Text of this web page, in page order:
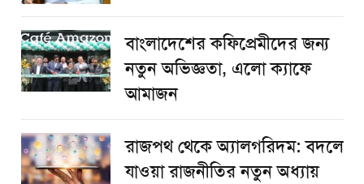
বাংলাদেশের কফিপ্রেমীদের জন্য
নতুন অভিজ্ঞতা, এলো ক্যাফে
আমাজন
রাজপথ থেকে অ্যালগরিদম: বদলে
যাওয়া রাজনীতির নতুন অধ্যায়